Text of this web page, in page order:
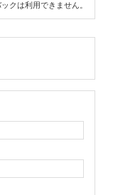
ックは利用できません。